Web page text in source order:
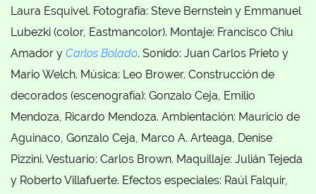
Laura Esquivel. Fotografía: Steve Bernstein y Emmanuel
Lubezki (color, Eastmancolor). Montaje: Francisco Chiu
Amador y Carlos Bolado. Sonido: Juan Carlos Prieto y
Mario Welch. Música: Leo Brower. Construcción de
decorados (escenografía): Gonzalo Ceja, Emilio
Mendoza, Ricardo Mendoza. Ambientación: Mauricio de
Aguinaco, Gonzalo Ceja, Marco A. Arteaga, Denise
Pizzini. Vestuario: Carlos Brown. Maquillaje: Julián Tejeda
y Roberto Villafuerte. Efectos especiales: Raúl Falquir,